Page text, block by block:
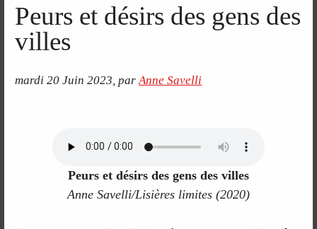
Peurs et désirs des gens des
villes
mardi 20 Juin 2023 parAnne Savelli
Peurs et désirs des gens des villes
Anne Savelli/Lisières limites (2020)